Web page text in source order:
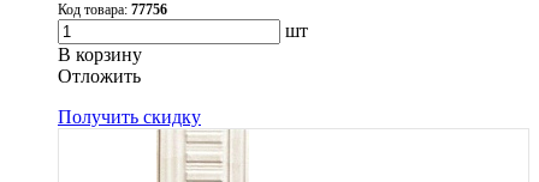
Код товара: 77756
шт
В корзину
Oтложить
Получить скидку